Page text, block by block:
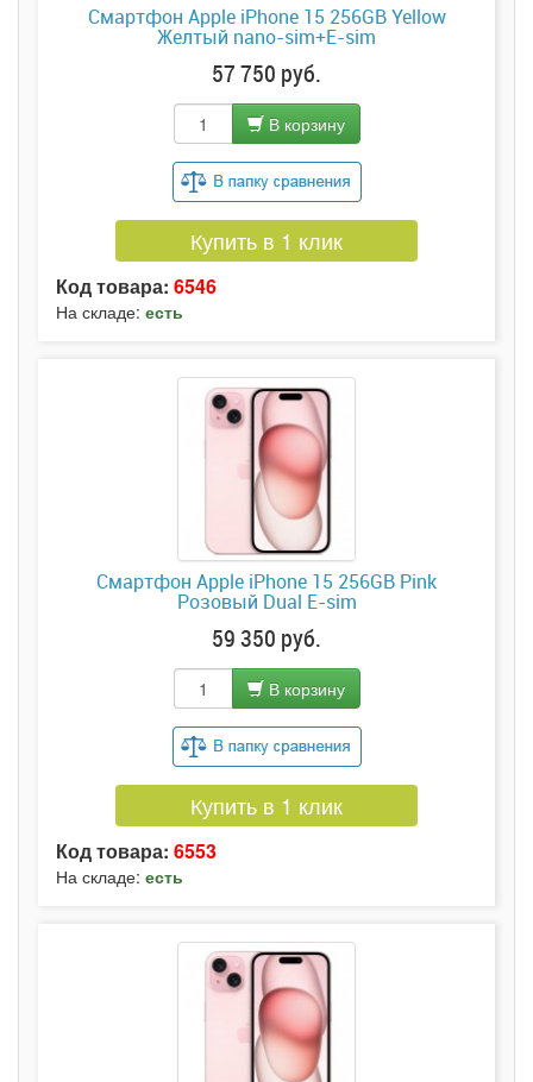
Смартфон Apple iPhone 15 256GB Yellow
Желтый nano-sim+E-sim
57 750 руб.
В корзину
Купить в 1 клик
Код товара: 6546
На складе: есть
Смартфон Apple iPhone 15 256GB Pink
Розовый Dual E-sim
59 350 руб.
В корзину
Купить в 1 клик
Код товара: 6553
На складе: есть